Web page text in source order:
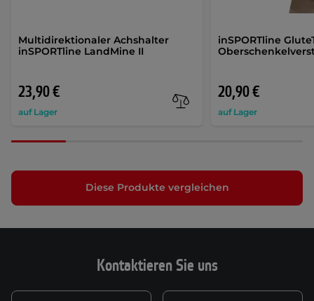
Multidirektionaler Achshalter
inSPORTline LandMine II
23,90 €
auf Lager
inSPORTline
20,90 €
auf Lager
Diese Produkte vergleichen
Kontaktieren Sie uns